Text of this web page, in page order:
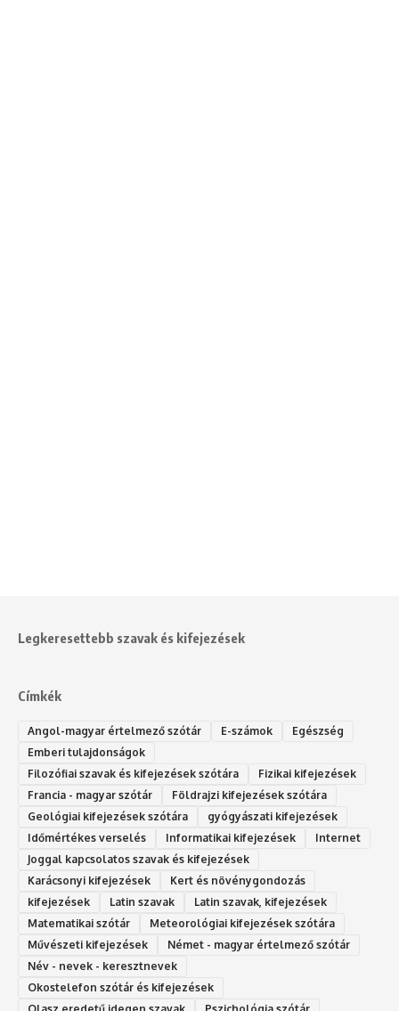
Legkeresettebb szavak és kifejezések
Címkék
Angol-magyar értelmező szótár E-számok
Egészség
Emberi tulajdonságok
Filozófiai szavak és kifejezések szótára
Fizikai kifejezések
Francia - magyar szótár
Földrajzi kifejezések szótára
Geológiai kifejezések szótára
gyógyászati kifejezések
Időmértékes verselés
Informatikai kifejezések
Internet
Joggal kapcsolatos szavak és kifejezések
Karácsonyi kifejezések
Kert és növénygondozás
kifejezések
Latin szavak
Latin szavak, kifejezések
Matematikai szótár
Meteorológiai kifejezések szótára
Művészeti kifejezések
Német - magyar értelmező szótár
Név - nevek - keresztnevek
Okostelefon szótár és kifejezések